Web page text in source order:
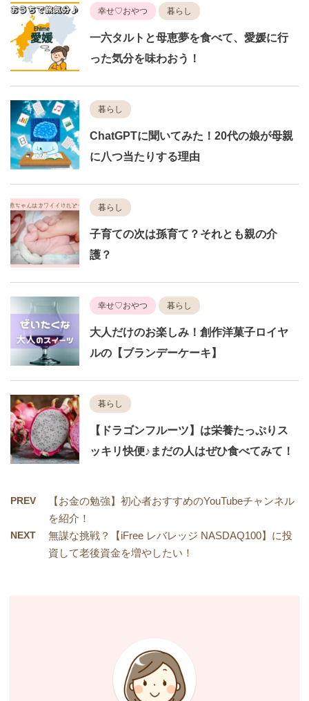
幸せ♡おやつ 暮らし
一六タルトと母恵夢を食べて、愛媛に行
った気分を味わおう！
暮らし
ChatGPTに聞いてみた！20代の娘が母親
に八つ当たりする理由
暮らし
子育ての次は孫育て？それとも親の介
護？
幸せ♡おやつ 暮らし
大人だけのお楽しみ！創作洋菓子ロイヤ
ルの【ブランデーケーキ】
暮らし
【ドラゴンフルーツ】は栄養たっぷりス
ッキリ快便♪まだの人はぜひ食べてみて！
PREV
【お金の勉強】初心者おすすめのYouTubeチャンネル
を紹介！
NEXT
無謀な挑戦？【iFree レバレッジ NASDAQ100】に投
資して老後資金を増やしたい！